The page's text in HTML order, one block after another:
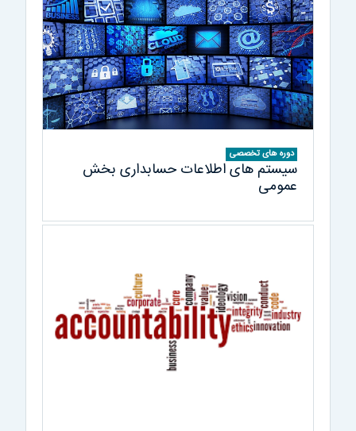
دوره های تخصصی
سیستم های اطلاعات حسابداری بخش
عمومی